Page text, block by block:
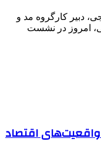
دبیر کارگروه مد و
امروز در نشست
واقعیت‌های اقتصاد